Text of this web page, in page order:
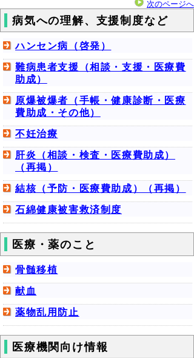
次のページへ
病気への理解、支援制度など
ハンセン病（啓発）
難病患者支援（相談・支援・医療費
助成）
原爆被爆者（手帳・健康診断・医療
費助成・その他）
不妊治療
肝炎（相談・検査・医療費助成）
（再掲）
結核（予防・医療費助成）（再掲）
石綿健康被害救済制度
医療・薬のこと
骨髄移植
献血
薬物乱用防止
医療機関向け情報